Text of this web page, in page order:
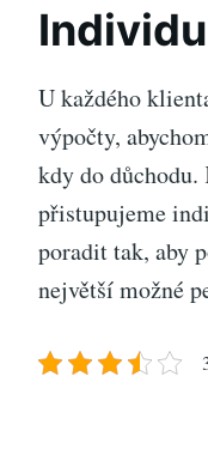
U každého
výpočty,
kdy do
přistupujeme
poradit tak, aby
největší možné